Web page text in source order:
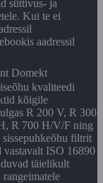
süttivus- ja
Kui te ei
aadressil
Domekt
kvaliteedi
kõigile
R 200 V, R 300
R 700 H/V/F ning
filtrit
ISO 16890
täielikult